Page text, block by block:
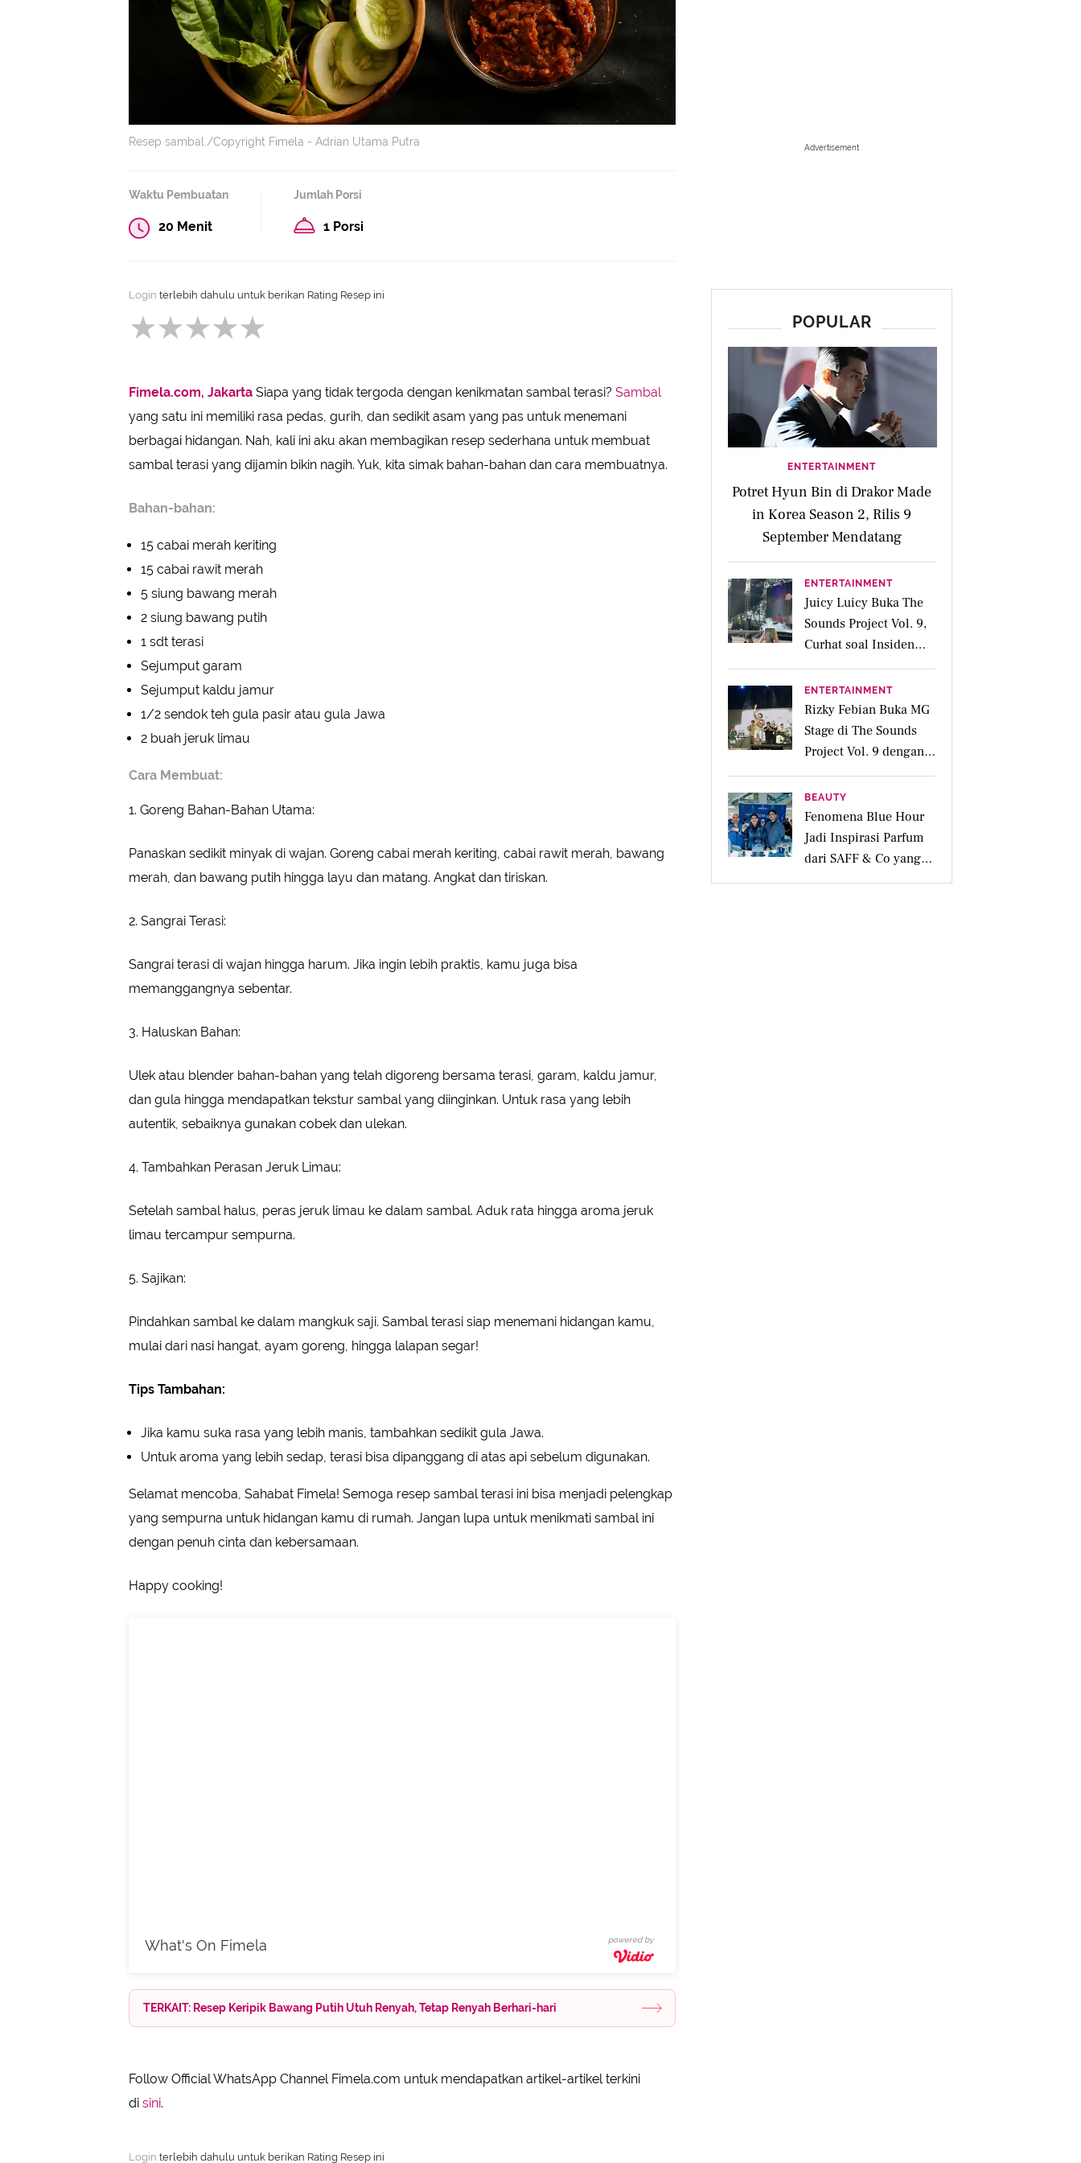
Resep sambal./Copyright Fimela - Adrian Utama Putra
Waktu Pembuatan
20 Menit
Jumlah Porsi
1 Porsi
Login terlebih dahulu untuk berikan Rating Resep ini
SUBMIT REVIEW
Fimela.com, Jakarta Siapa yang tidak tergoda dengan kenikmatan sambal terasi? Sambal
yang satu ini memiliki rasa pedas, gurih, dan sedikit asam yang pas untuk menemani
berbagai hidangan. Nah, kali ini aku akan membagikan resep sederhana untuk membuat
sambal terasi yang dijamin bikin nagih. Yuk, kita simak bahan-bahan dan cara membuatnya.
Bahan-bahan:
15 cabai merah keriting
15 cabai rawit merah
5 siung bawang merah
2 siung bawang putih
1 sdt terasi
Sejumput garam
Sejumput kaldu jamur
1/2 sendok teh gula pasir atau gula Jawa
2 buah jeruk limau
Cara Membuat:
1. Goreng Bahan-Bahan Utama:
Panaskan sedikit minyak di wajan. Goreng cabai merah keriting, cabai rawit merah, bawang
merah, dan bawang putih hingga layu dan matang. Angkat dan tiriskan.
2. Sangrai Terasi:
Sangrai terasi di wajan hingga harum. Jika ingin lebih praktis, kamu juga bisa
memanggangnya sebentar.
3. Haluskan Bahan:
Ulek atau blender bahan-bahan yang telah digoreng bersama terasi, garam, kaldu jamur,
dan gula hingga mendapatkan tekstur sambal yang diinginkan. Untuk rasa yang lebih
autentik, sebaiknya gunakan cobek dan ulekan.
4. Tambahkan Perasan Jeruk Limau:
Setelah sambal halus, peras jeruk limau ke dalam sambal. Aduk rata hingga aroma jeruk
limau tercampur sempurna.
5. Sajikan:
Pindahkan sambal ke dalam mangkuk saji. Sambal terasi siap menemani hidangan kamu,
mulai dari nasi hangat, ayam goreng, hingga lalapan segar!
Tips Tambahan:
Jika kamu suka rasa yang lebih manis, tambahkan sedikit gula Jawa.
Untuk aroma yang lebih sedap, terasi bisa dipanggang di atas api sebelum digunakan.
Selamat mencoba, Sahabat Fimela! Semoga resep sambal terasi ini bisa menjadi pelengkap
yang sempurna untuk hidangan kamu di rumah. Jangan lupa untuk menikmati sambal ini
dengan penuh cinta dan kebersamaan.
Happy cooking!
What's On Fimela powered by
TERKAIT: Resep Keripik Bawang Putih Utuh Renyah, Tetap Renyah Berhari-hari
Follow Official WhatsApp Channel Fimela.com untuk mendapatkan artikel-artikel terkini
di sini.
Login terlebih dahulu untuk berikan Rating Resep ini
Advertisement
POPULAR
ENTERTAINMENT
Potret Hyun Bin di Drakor Made
in Korea Season 2, Rilis 9
September Mendatang
ENTERTAINMENT
Juicy Luicy Buka The
Sounds Project Vol. 9,
Curhat soal Insiden
Salah Kostum
ENTERTAINMENT
Rizky Febian Buka MG
Stage di The Sounds
Project Vol. 9 dengan
Deretan Hitsnya
BEAUTY
Fenomena Blue Hour
Jadi Inspirasi Parfum
dari SAFF & Co yang
Beraroma Hangat dan